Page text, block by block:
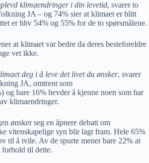
klimaendringer i din levetid, svarer to
JA – og 74% sier at klimaet er blitt
er hhv 54% og 55% for de to spørsmålene.
at klimaet var bedre da deres besteforeldre
vet ikke.
deg i å leve det livet du ønsker, svarer
JA, omtrent som
og bare 16% hevder å kjenne noen som har
klimaendringer.
ønsker seg en åpnere debatt om
vitenskapelige syn blir lagt fram. Hele 65%
til å tvile. Av de spurte mener bare 22% at
forhold til dette.